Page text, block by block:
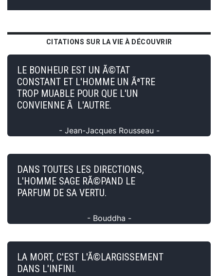
CITATIONS SUR LA VIE À DÉCOUVRIR
LE BONHEUR EST UN Ã©TAT
CONSTANT ET L'HOMME UN ÃªTRE
TROP MUABLE POUR QUE L'UN
CONVIENNE Ã L'AUTRE.
- Jean-Jacques Rousseau -
DANS TOUTES LES DIRECTIONS,
L'HOMME SAGE RÃ©PAND LE
PARFUM DE SA VERTU.
- Bouddha -
LA MORT, C'EST L'Ã©LARGISSEMENT
DANS L'INFINI.